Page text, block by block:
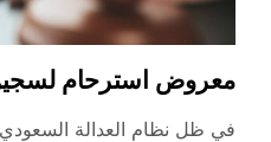
معروض استرحام
في ظل نظام العدالة